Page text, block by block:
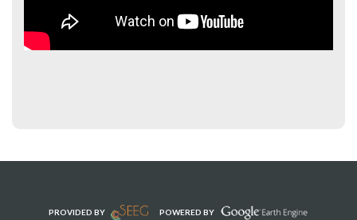
PROVIDED BY POWERED BY